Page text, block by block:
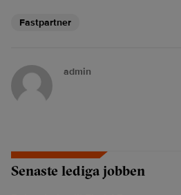
Fastpartner
admin
Senaste lediga jobben